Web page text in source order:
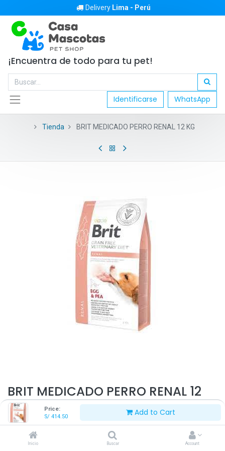
Price:
S/ 414.50 Add to Cart
Inicio Buscar Account
Delivery Lima - Perú
¡Encuentra de todo para tu pet!
Identificarse WhatsApp
Tienda BRIT MEDICADO PERRO RENAL 12 KG
BRIT MEDICADO PERRO RENAL 12
KG
414.50